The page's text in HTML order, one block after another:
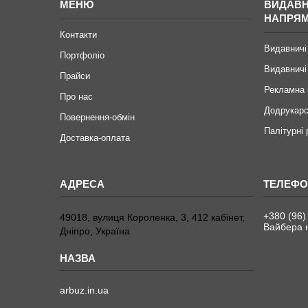
МЕНЮ
Контакти
Портфоліо
Прайси
Про нас
Повернення-обмін
Доставка-оплата
Рекламна
Палітурні
49018, вулиця Короленка, 3, 412 кабінет,
Дніпро, Україна
arbuz.in.ua
+380
Вайбера